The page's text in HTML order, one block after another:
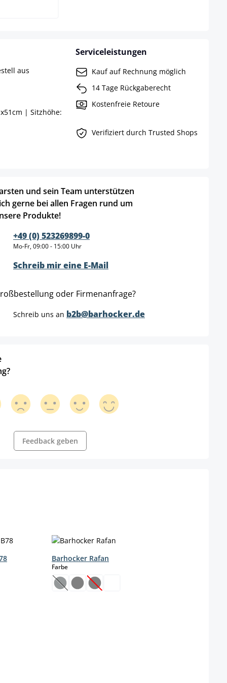
aus
| Sitzhöhe:
Serviceleistungen
Kauf auf Rechnung möglich
14 Tage Rückgaberecht
Kostenfreie Retoure
Verifiziert durch Trusted Shops
und sein Team unterstützen
gerne bei allen Fragen rund um
Produkte!
+49 (0) 523269899-0
Mo-Fr, 09:00 - 15:00 Uhr
Schreib mir eine E-Mail
oder Firmenanfrage?
Schreib uns an b2b@barhocker.de
Feedback geben
Barhocker Rafan
Farbeauswählen
(This option is currently unavailable.)
(This option is currently unavailable.)